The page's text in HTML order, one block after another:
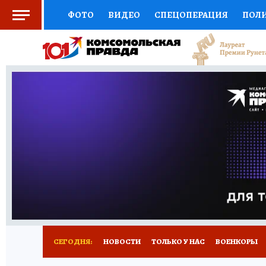
ФОТО ВИДЕО СПЕЦОПЕРАЦИЯ
СОЦПОДДЕРЖКА НАУКА СПОРТ
ВЫБОР ЭКСПЕРТОВ ДОКТОР
ПРОГНОЗЫ НА СПОРТ
НОВОЕ
СЕГОДНЯ: НОВОСТИ ТОЛЬКО У НАС ВОЕНКОРЫ